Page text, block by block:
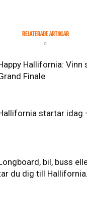
RELATERADE ARTIKLAR
Hallifornia:
Finale
startar idag
bil, buss
du dig till Hallifornia.